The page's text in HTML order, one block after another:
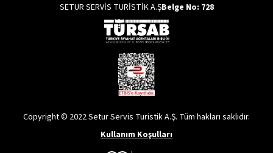
SETUR SERVİS TURİSTİK A.ŞBelge No: 728
Copyright © 2022 Setur Servis Turistik A.Ş. Tüm hakları saklıdır.
Kullanım Koşulları